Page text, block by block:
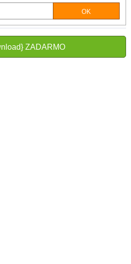
ZADARMO